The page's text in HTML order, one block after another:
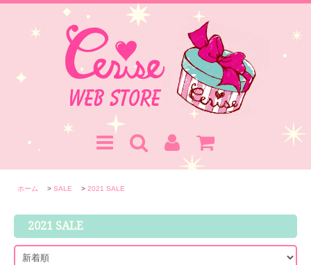
ホーム > SALE > 2021 SALE
2021 SALE